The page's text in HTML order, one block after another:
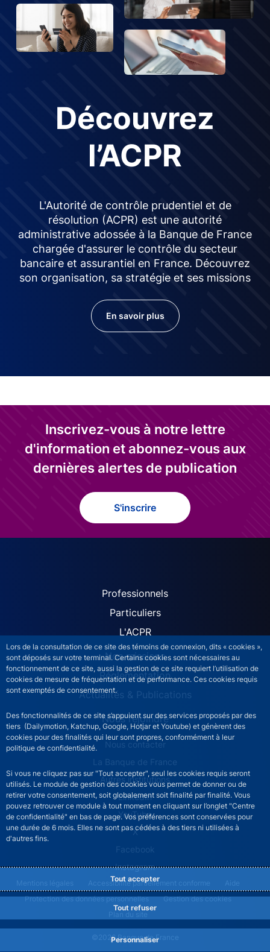
Lors de la consultation de ce site des témoins de connexion, dits « cookies »,
sont déposés sur votre terminal. Certains cookies sont nécessaires au
fonctionnement de ce site, aussi la gestion de ce site requiert l’utilisation de
cookies de mesure de fréquentation et de performance. Ces cookies requis
sont exemptés de consentement.
Des fonctionnalités de ce site s’appuient sur des services proposés par des
tiers (Dailymotion, Katchup, Google, Hotjar et Youtube) et génèrent des
cookies pour des finalités qui leur sont propres, conformément à leur
politique de confidentialité.
Si vous ne cliquez pas sur "Tout accepter", seul les cookies requis seront
utilisés. Le module de gestion des cookies vous permet de donner ou de
retirer votre consentement, soit globalement soit finalité par finalité. Vous
pouvez retrouver ce module à tout moment en cliquant sur l’onglet "Centre
de confidentialité" en bas de page. Vos préférences sont conservées pour
une durée de 6 mois. Elles ne sont pas cédées à des tiers ni utilisées à
d'autres fins.
Tout accepter
Tout refuser
Personnaliser
Découvrez
l’ACPR
L'Autorité de contrôle prudentiel et de
résolution (ACPR) est une autorité
administrative adossée à la Banque de France
chargée d'assurer le contrôle du secteur
bancaire et assurantiel en France. Découvrez
son organisation, sa stratégie et ses missions
En savoir plus
Inscrivez-vous à notre lettre
d'information et abonnez-vous aux
dernières alertes de publication
S'inscrire
ACPR site navigation
Professionnels
Particuliers
L'ACPR
Nos missions
Réglementation
Actualités & Publications
Nous rejoindre
ACPR footer secondary menu (French)
Nous contacter
La Banque de France
Autres institutions
LinkedIn
YouTube
X
Facebook
Instagram
©2026 Banque de France
ACPR footer legal notice menu
Mentions légales Accessibilité partiellement conforme
Aide
Protection des données personnelles
Gestion des cookies
Plan du site